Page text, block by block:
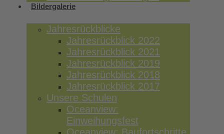
Bildergalerie
Jahresrückblicke
Jahresrückblick 2022
Jahresrückblick 2021
Jahresrückblick 2019
Jahresrückblick 2018
Jahresrückblick 2017
Unsere Schulen
Oceanview:
Einweihungsfest